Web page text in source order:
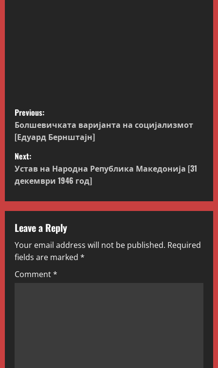
P
o
s
t
n
a
v
i
g
Previous:
Болшевичката варијанта на социјализмот
[Едуард Бернштајн]
Next:
Устав на Народна Република Македонија [31
декември 1946 год]
Leave a Reply
Your email address will not be published. Required
fields are marked *
Comment*